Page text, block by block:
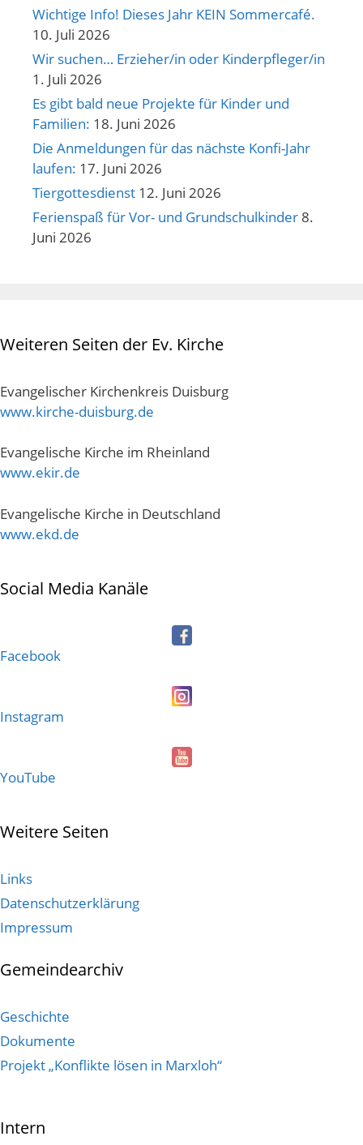
Wichtige Info! Dieses Jahr KEIN Sommercafé.
10. Juli 2026
Wir suchen… Erzieher/in oder Kinderpfleger/in
1. Juli 2026
Es gibt bald neue Projekte für Kinder und
Familien: 18. Juni 2026
Die Anmeldungen für das nächste Konfi-Jahr
laufen: 17. Juni 2026
Tiergottesdienst 12. Juni 2026
Ferienspaß für Vor- und Grundschulkinder 8.
Juni 2026
Weiteren Seiten der Ev. Kirche
Evangelischer Kirchenkreis Duisburg
www.kirche-duisburg.de
Evangelische Kirche im Rheinland
www.ekir.de
Evangelische Kirche in Deutschland
www.ekd.de
Social Media Kanäle
Facebook
Instagram
YouTube
Weitere Seiten
Links
Datenschutzerklärung
Impressum
Gemeindearchiv
Geschichte
Dokumente
Projekt „Konflikte lösen in Marxloh“
Intern